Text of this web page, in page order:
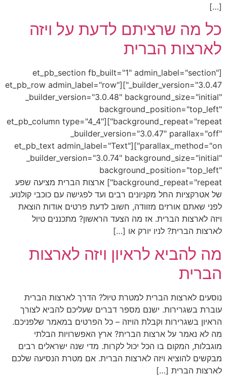
[…]
כל מה שרציתם לדעת על ויזה
לארצות הברית
[et_pb_section fb_built="1" admin_label="section"
_builder_version="3.0.47"][et_pb_row admin_label="row"
_builder_version="3.0.48" background_size="initial"
background_position="top_left"
background_repeat="repeat"][et_pb_column type="4_4"
_builder_version="3.0.47" parallax="off"
parallax_method="on"][et_pb_text admin_label="Text"
_builder_version="3.0.74" background_size="initial"
background_position="top_left"
background_repeat="repeat"] ארצות הברית מציעה שפע
של אטרקציות החל מקניונים רבים ועד לפגישה עם כוכבי קולנוע.
לפני שאתם אורזים מזוודה, חשוב לדעת פרטים אודות הוצאת
ויזה לארצות הברית. אז מה הצעד הראשון? מתכננים טיול
לארצות הברית? לניו יורק או […]
מה להביא לראיון ויזה לארצות
הברית
נוסעים לארצות הברית למטרת טיול? הדרך לארצות הברית
עוברת בשגרירות. ישנם מספר דברים שעליכם להביא לצורך
הראיון בשגרירות וקבלת הויזה – כל הפרטים במאמר שלפניכם.
מה לא נאמר על ארצות הברית? ארץ האפשרויות הבלתי
מוגבלות, המקום בו הכל יכול לקרות. מדי שנה ישראלים רבים
מבקשים להוציא ויזה לארצות הברית. אם מטרת הנסיעה שלכם
לארצות הברית […]